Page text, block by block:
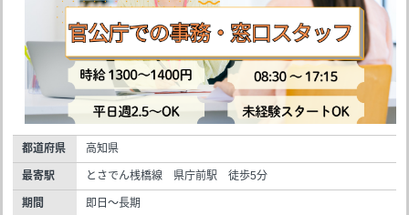
都道府県 高知県
最寄駅 とさでん桟橋線 県庁前駅 徒歩5分
期間 即日～長期